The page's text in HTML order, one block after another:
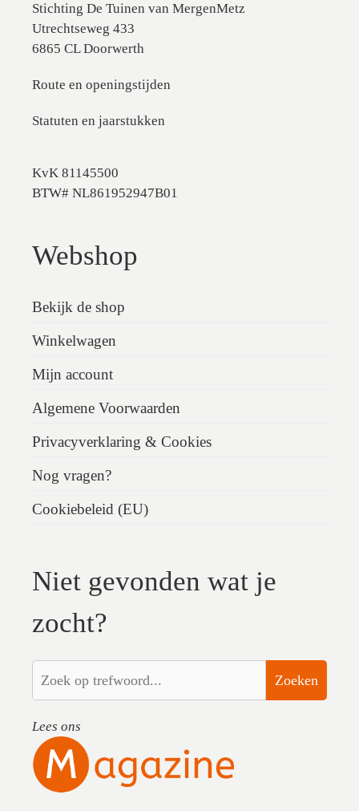
Stichting De Tuinen van MergenMetz
Utrechtseweg 433
6865 CL Doorwerth
Route en openingstijden
Statuten en jaarstukken
KvK 81145500
BTW# NL861952947B01
Webshop
Bekijk de shop
Winkelwagen
Mijn account
Algemene Voorwaarden
Privacyverklaring & Cookies
Nog vragen?
Cookiebeleid (EU)
Niet gevonden wat je
zocht?
Zoeken
Lees ons